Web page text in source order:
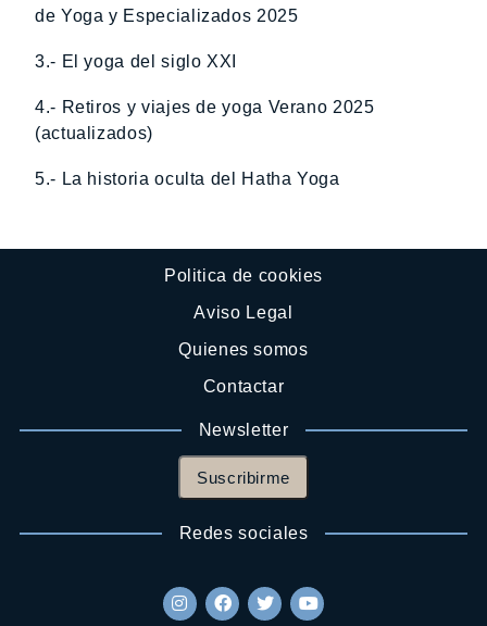
de Yoga y Especializados 2025
3.- El yoga del siglo XXI
4.- Retiros y viajes de yoga Verano 2025
(actualizados)
5.- La historia oculta del Hatha Yoga
Politica de cookies
Aviso Legal
Quienes somos
Contactar
Newsletter
Suscribirme
Redes sociales